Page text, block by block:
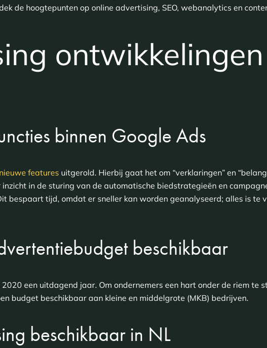
de hoogtepunten op online advertising, SEO, webanalytics en
binnen Google Ads
features uitgerold. Hierbij gaat het om “verklaringen” en
inzicht in de sturing van de automatische biedstrategieën en
bespaart tijd, omdat er sneller kan worden geanalyseerd; alles is te
beschikbaar
een uitdagend jaar. Om ondernemers een hart onder de riem te
budget beschikbaar aan kleine en middelgrote (MKB) bedrijven.
beschikbaar in NL